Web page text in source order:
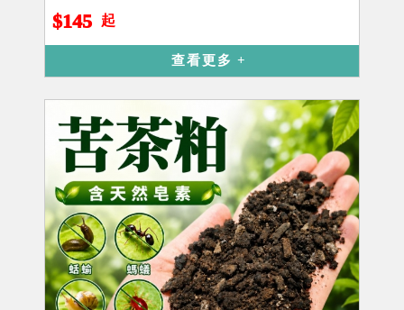
$145 起
查看更多